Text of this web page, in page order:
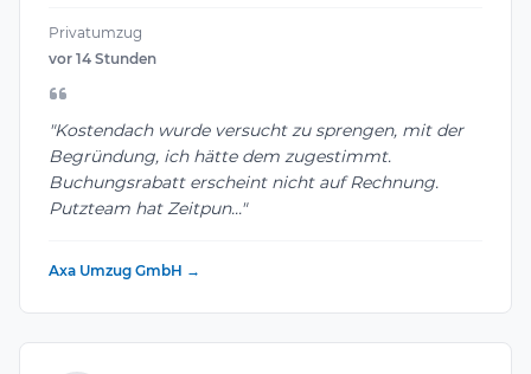
Privatumzug
vor 14 Stunden
"Kostendach wurde versucht zu sprengen, mit der
Begründung, ich hätte dem zugestimmt.
Buchungsrabatt erscheint nicht auf Rechnung.
Putzteam hat Zeitpun..."
Axa Umzug GmbH →